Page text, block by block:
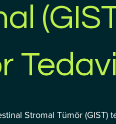
Tedavi
Stromal Tümör (GIST)